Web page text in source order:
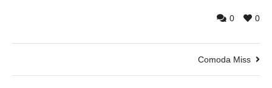
0
0
Comoda Miss